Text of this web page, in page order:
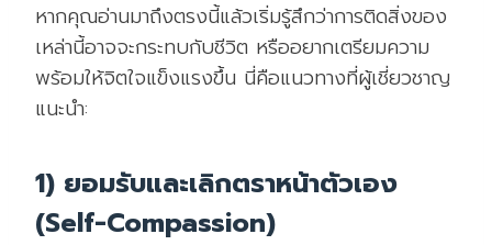
หากคุณอ่านมาถึงตรงนี้แล้วเริ่มรู้สึกว่าการติดสิ่งของ
เหล่านี้อาจจะกระทบกับชีวิต หรืออยากเตรียมความ
พร้อมให้จิตใจแข็งแรงขึ้น นี่คือแนวทางที่ผู้เชี่ยวชาญ
แนะนำ:
1) ยอมรับและเลิกตราหน้าตัวเอง
(Self-Compassion)